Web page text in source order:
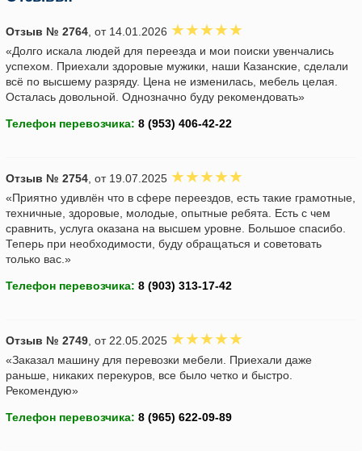
Отзыв № 2764 , от 14.01.2026
«Долго искала людей для переезда и мои поиски увенчались
успехом. Приехали здоровые мужики, наши Казанские, сделали
всё по высшему разряду. Цена не изменилась, мебель целая.
Осталась довольной. Однозначно буду рекомендовать»
Телефон перевозчика:
Отзыв № 2754 , от 19.07.2025
«Приятно удивлён что в сфере переездов, есть такие грамотные,
техничные, здоровые, молодые, опытные ребята. Есть с чем
сравнить, услуга оказана на высшем уровне. Большое спасибо.
Теперь при необходимости, буду обращаться и советовать
только вас.»
Телефон перевозчика:
Отзыв № 2749 , от 22.05.2025
«Заказал машину для перевозки мебели. Приехали даже
раньше, никаких перекуров, все было четко и быстро.
Рекомендую»
Телефон перевозчика: